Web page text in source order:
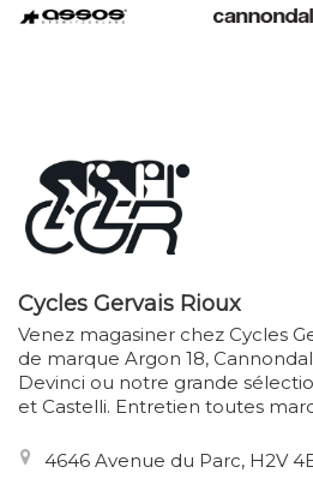
Cycles Gervais Rioux
Venez magasiner chez Cycles
de marque Argon 18,
Devinci ou notre grande
et Castelli. Entretien toutes
4646 Avenue du Parc, H2V